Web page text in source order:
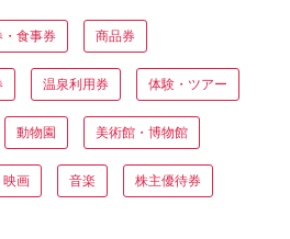
・食事券 商品券
温泉利用券 体験・ツアー
動物園 美術館・博物館
映画 音楽 株主優待券